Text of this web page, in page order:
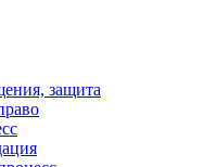
защита